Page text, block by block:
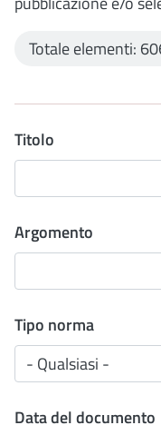
Totale elementi:
Titolo
Argomento
Tipo norma
Data del documento